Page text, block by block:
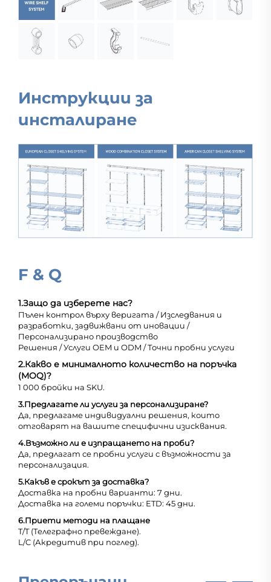
Инструкции за
инсталиране
F & Q
1.Защо да изберете нас?
Пълен контрол върху веригата / Изследвания и
разработки, задвижвани от иновации /
Персонализирано производство
Решения / Услуги OEM и ODM / Точни пробни услуги
2.Какво е минималното количество на поръчка
(MOQ)?
1 000 бройки на SKU.
3.Предлагате ли услуги за персонализиране?
Да, предлагаме индивидуални решения, които
отговарят на вашите специфични изисквания.
4.Възможно ли е изпращането на проби?
Да, предлагат се пробни услуги с възможности за
персонализация.
5.Какъв е срокът за доставка?
Доставка на пробни варианти: 7 дни.
Доставка на големи поръчки: ETD: 45 дни.
6.Приети методи на плащане
T/T (Телеграфно превеждане).
L/C (Акредитив при поглед).